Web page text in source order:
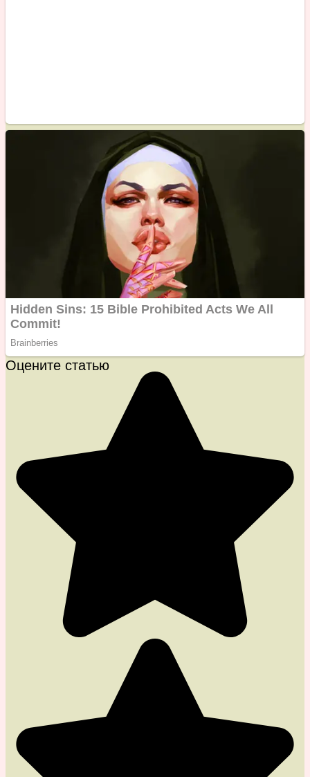
Оцените статью